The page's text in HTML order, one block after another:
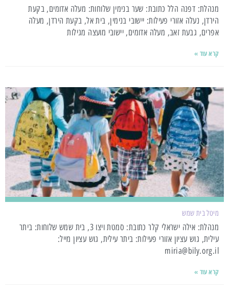
מנהלת: דפנה הלל כתובת: שער בנימין שלוחות: מעלה אדומים, בקעת
הירדן, נעלה אזורי פעילות: יישובי בנימין, בית אל, בקעת הירדן, מעלה
אפרים, גבעת זאב, מעלה אדומים, יישובי מועצה מגילות
קרא עוד »
מיטל בית שמש
מנהלת: אילה ישראלי קלר כתובת: סמטת ויצו 3, בית שמש שלוחות: ביתר
עילית, גוש עציון אזורי פעילות: ביתר עילית, גוש עציון מייל:
miria@bily.org.il
קרא עוד »